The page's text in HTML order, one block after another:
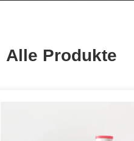
Alle Produkte